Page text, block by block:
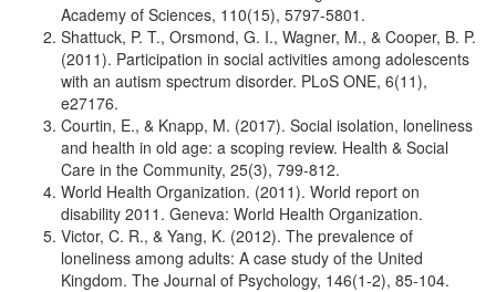
Academy of Sciences, 110(15), 5797-5801.
Shattuck, P. T., Orsmond, G. I., Wagner, M., & Cooper, B. P.
(2011). Participation in social activities among adolescents
with an autism spectrum disorder. PLoS ONE, 6(11),
e27176.
Courtin, E., & Knapp, M. (2017). Social isolation, loneliness
and health in old age: a scoping review. Health & Social
Care in the Community, 25(3), 799-812.
World Health Organization. (2011). World report on
disability 2011. Geneva: World Health Organization.
Victor, C. R., & Yang, K. (2012). The prevalence of
loneliness among adults: A case study of the United
Kingdom. The Journal of Psychology, 146(1-2), 85-104.